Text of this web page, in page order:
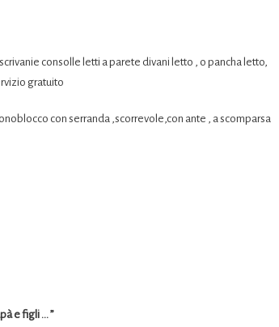
consolle letti a parete divani letto , o pancha letto,
gratuito
con serranda ,scorrevole,con ante , a scomparsa
e figli … ”